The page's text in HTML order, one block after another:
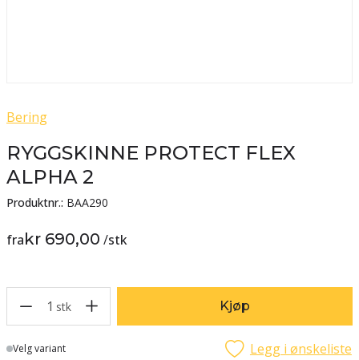
Bering
RYGGSKINNE PROTECT FLEX
ALPHA 2
Produktnr.: BAA290
frakr 690,00 /stk
1 stk Kjøp
Lager
Velg variant Legg i ønskeliste